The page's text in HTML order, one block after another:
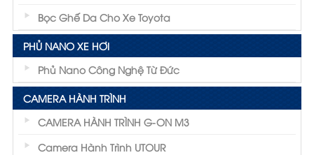
Bọc Ghế Da Cho Xe Toyota
PHỦ NANO XE HƠI
Phủ Nano Công Nghệ Từ Đức
CAMERA HÀNH TRÌNH
CAMERA HÀNH TRÌNH G-ON M3
Camera Hành Trình UTOUR